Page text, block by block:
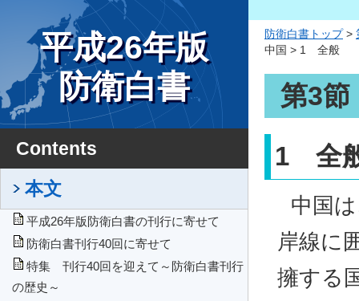
平成26年版
防衛白書
Contents
本文
平成26年版防衛白書の刊行に寄せて
防衛白書刊行40回に寄せて
特集 刊行40回を迎えて～防衛白書刊行
の歴史～
防衛白書トップ>
中国 > 1 全般
第3
1 全
中国
岸線に
擁する